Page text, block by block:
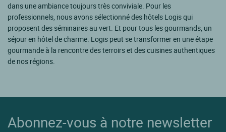
dans une ambiance toujours très conviviale. Pour les
professionnels, nous avons sélectionné des hôtels Logis qui
proposent des séminaires au vert. Et pour tous les gourmands, un
séjour en hôtel de charme. Logis peut se transformer en une étape
gourmande à la rencontre des terroirs et des cuisines authentiques
de nos régions.
Abonnez-vous à notre newsletter